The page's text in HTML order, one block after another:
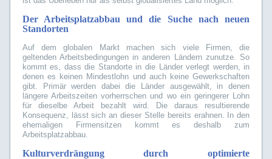
Der Arbeitsplatzabbau und die Suche nach neuen
Standorten
Auf dem globalen Markt machen sich viele Firmen, die
geltenden Arbeitsbedingungen in anderen Ländern zunutze. So
kommt es, dass die Standorte in die Länder verlegt werden, in
denen es keinen Mindestlohn und auch keine Gewerkschaften
gibt. Primär werden dabei die Länder ausgewählt, in denen
längere Arbeitszeiten vorherrschen und wo ein geringerer Lohn
für dieselbe Arbeit bezahlt wird. Die daraus resultierende
Konsequenz, lässt sich an dieser Stelle bereits erahnen. In den
ehemaligen Firmensitzen kommt es deshalb zum
Arbeitsplatzabbau.
Kulturverdrängung durch optimierte